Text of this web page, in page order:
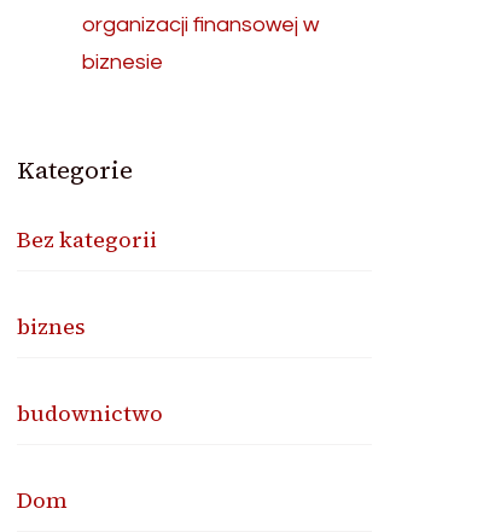
organizacji finansowej w
biznesie
Kategorie
Bez kategorii
biznes
budownictwo
Dom